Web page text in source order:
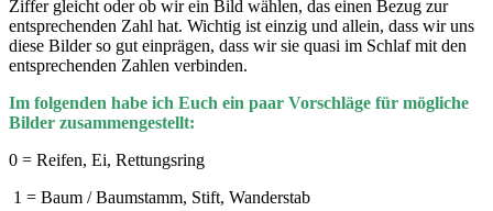
Ziffer gleicht oder ob wir ein Bild wählen, das einen Bezug zur
entsprechenden Zahl hat. Wichtig ist einzig und allein, dass wir uns
diese Bilder so gut einprägen, dass wir sie quasi im Schlaf mit den
entsprechenden Zahlen verbinden.
Im folgenden habe ich Euch ein paar Vorschläge für mögliche
Bilder zusammengestellt:
0 = Reifen, Ei, Rettungsring
1 = Baum / Baumstamm, Stift, Wanderstab